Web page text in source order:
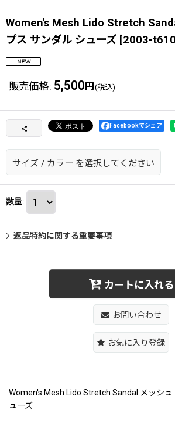
Women's Mesh Lido Stretch
プス サンダル シューズ [2003-
販売価格: 5,500 円 (税込)
Facebookでシェア
サイズ / カラー を選択してください
数量:
返品特約に関する重要事項
カートに入れる
お問い合わせ
お気に入り登録
Women's Mesh Lido Stretch Sandal メッシ
ューズ